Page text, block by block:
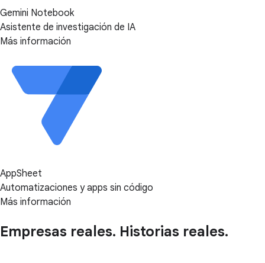
Gemini Notebook
Asistente de investigación de IA
Más información
AppSheet
Automatizaciones y apps sin código
Más información
Empresas reales. Historias reales.